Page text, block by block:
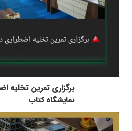
برگزاری تمرین تخلیه
نمایشگاه کتاب